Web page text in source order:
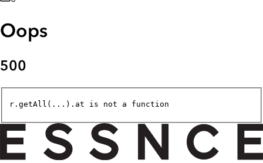
Oops
500
r.getAll(...).at is not a function